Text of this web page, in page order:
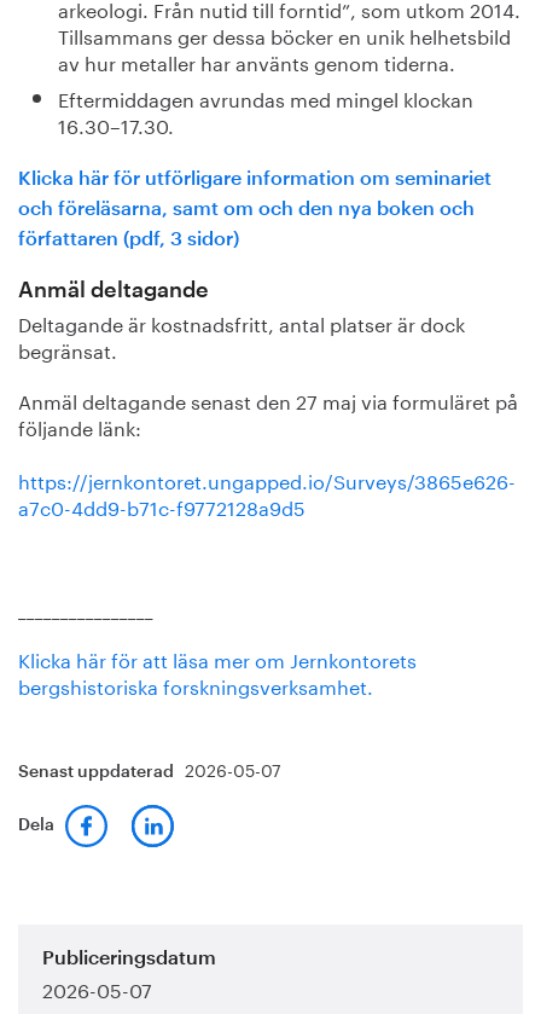
arkeologi. Från nutid till forntid”, som utkom 2014.
Tillsammans ger dessa böcker en unik helhetsbild
av hur metaller har använts genom tiderna.
Eftermiddagen avrundas med mingel klockan
16.30–17.30.
Klicka här för utförligare information om seminariet
och föreläsarna, samt om och den nya boken och
författaren (pdf, 3 sidor)
Anmäl deltagande
Deltagande är kostnadsfritt, antal platser är dock
begränsat.
Anmäl deltagande senast den 27 maj via formuläret på
följande länk:
https://jernkontoret.ungapped.io/Surveys/3865e626-
a7c0-4dd9-b71c-f9772128a9d5
Klicka här för att läsa mer om Jernkontorets
bergshistoriska forskningsverksamhet.
Senast uppdaterad 2026-05-07
Dela
Publiceringsdatum
2026-05-07